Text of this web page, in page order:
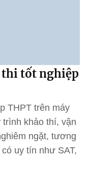
thi tốt nghiệp
THPT trên máy
khảo thí, vận
ngặt, tương
uy tín như SAT,